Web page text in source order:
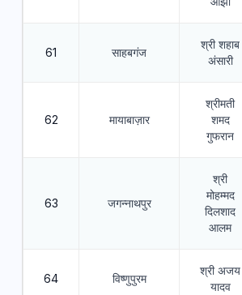
61 साहबगंज
श्री शहाब
अंसारी
62 मायाबाज़ार
श्रीमती
शमद
गुफरान
63 जगन्नाथपुर
श्री
मोहम्मद
दिलशाद
आलम
64 विष्णुपुरम
श्री अजय
यादव